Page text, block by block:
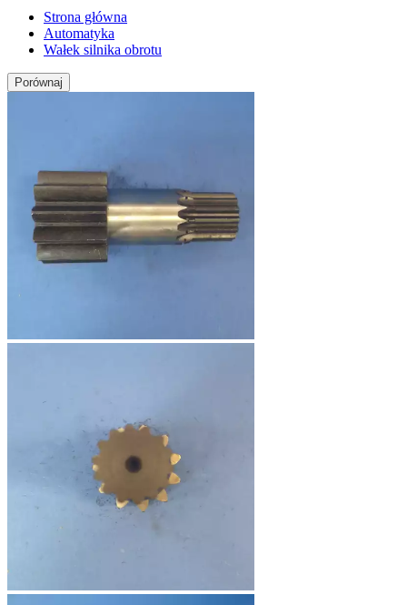
Strona główna
Automatyka
Wałek silnika obrotu
Porównaj